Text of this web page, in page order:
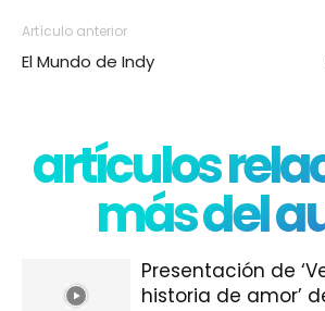
Artículo anterior
El Mundo de Indy
artículos
más del
Presentación de
historia de amor’